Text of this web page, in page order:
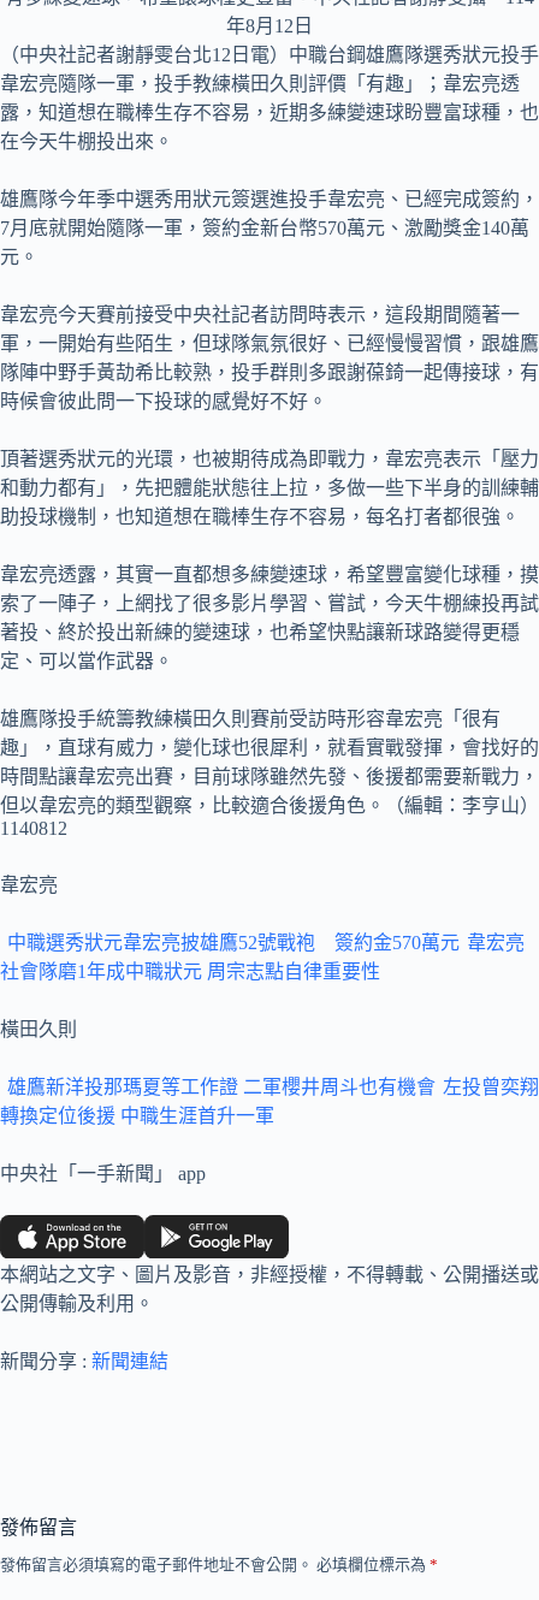
年8月12日
（中央社記者謝靜雯台北12日電）中職台鋼雄鷹隊選秀狀元投手
韋宏亮隨隊一軍，投手教練橫田久則評價「有趣」；韋宏亮透
露，知道想在職棒生存不容易，近期多練變速球盼豐富球種，也
在今天牛棚投出來。
雄鷹隊今年季中選秀用狀元簽選進投手韋宏亮、已經完成簽約，
7月底就開始隨隊一軍，簽約金新台幣570萬元、激勵獎金140萬
元。
韋宏亮今天賽前接受中央社記者訪問時表示，這段期間隨著一
軍，一開始有些陌生，但球隊氣氛很好、已經慢慢習慣，跟雄鷹
隊陣中野手黃劼希比較熟，投手群則多跟謝葆錡一起傳接球，有
時候會彼此問一下投球的感覺好不好。
頂著選秀狀元的光環，也被期待成為即戰力，韋宏亮表示「壓力
和動力都有」，先把體能狀態往上拉，多做一些下半身的訓練輔
助投球機制，也知道想在職棒生存不容易，每名打者都很強。
韋宏亮透露，其實一直都想多練變速球，希望豐富變化球種，摸
索了一陣子，上網找了很多影片學習、嘗試，今天牛棚練投再試
著投、終於投出新練的變速球，也希望快點讓新球路變得更穩
定、可以當作武器。
雄鷹隊投手統籌教練橫田久則賽前受訪時形容韋宏亮「很有
趣」，直球有威力，變化球也很犀利，就看實戰發揮，會找好的
時間點讓韋宏亮出賽，目前球隊雖然先發、後援都需要新戰力，
但以韋宏亮的類型觀察，比較適合後援角色。（編輯：李亨山）
1140812
韋宏亮
中職選秀狀元韋宏亮披雄鷹52號戰袍 簽約金570萬元 韋宏亮
社會隊磨1年成中職狀元 周宗志點自律重要性
橫田久則
雄鷹新洋投那瑪夏等工作證 二軍櫻井周斗也有機會 左投曾奕翔
轉換定位後援 中職生涯首升一軍
中央社「一手新聞」 app
本網站之文字、圖片及影音，非經授權，不得轉載、公開播送或
公開傳輸及利用。
新聞分享 : 新聞連結
發佈留言
發佈留言必須填寫的電子郵件地址不會公開。 必填欄位標示為 *